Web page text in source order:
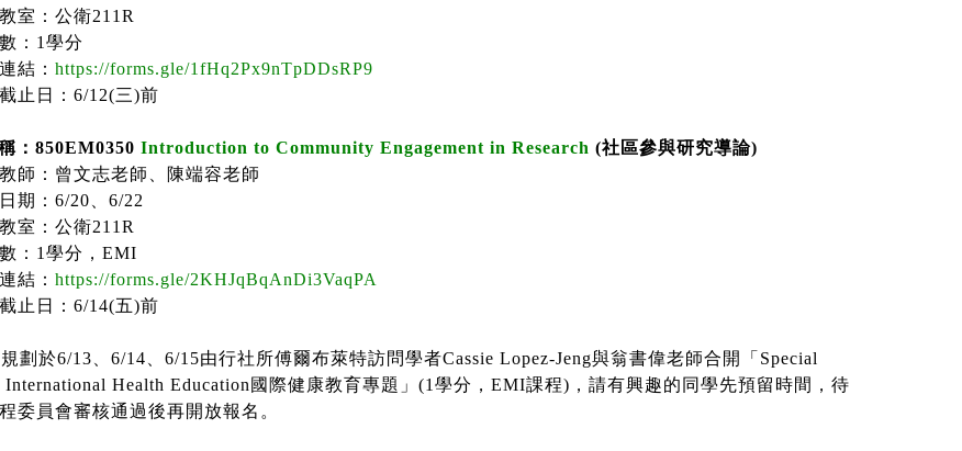
教室：公衛211R
： 1 學分
結： https://forms.gle/1fHq2Px9nTpDDsRP9
止日： 6/12(三)前
： 850EM0350 Introduction to Community Engagement in Research (社區參與研究導論)
師：曾文志老師、陳端容老師
期： 6/20
6/22
教室：公衛211R
： 1 學分， EMI
結： https://forms.gle/2KHJqBqAnDi3VaqPA
止日： 6/14(五)前
劃於6/13 6/14 6/15由行社所傅爾布萊特訪問學者Cassie Lopez-Jeng與翁書偉老師合開「 Special
Health Education 國際健康教育專題」 (1 學分， EMI課程) ，請有興趣的同學先預留時間，待
委員會審核通過後再開放報名。